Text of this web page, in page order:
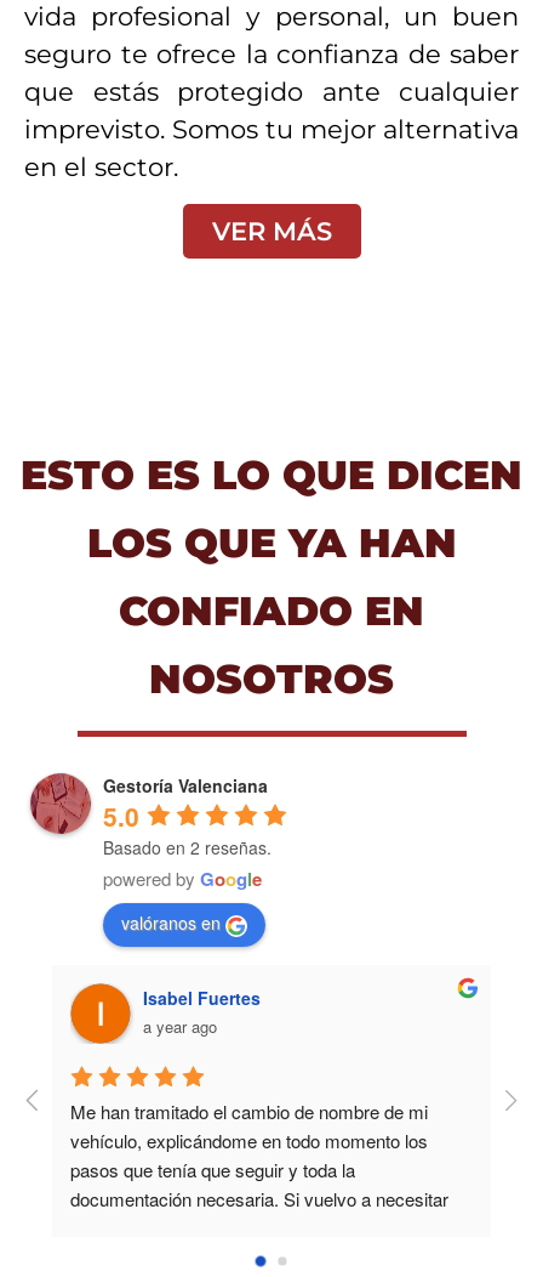
vida profesional y personal, un buen
seguro te ofrece la confianza de saber
que estás protegido ante cualquier
imprevisto. Somos tu mejor alternativa
en el sector.
VER MÁS
ESTO ES LO QUE DICEN
LOS QUE YA HAN
CONFIADO EN
NOSOTROS
Gestoría Valenciana
5.0
Basado en 2 reseñas.
powered by Google
valóranos en
David Huerta
5 years ago